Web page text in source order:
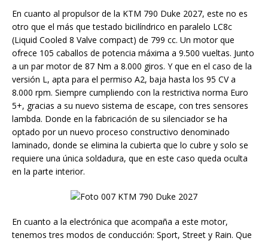
En cuanto al propulsor de la KTM 790 Duke 2027, este no es
otro que el más que testado bicilíndrico en paralelo LC8c
(Liquid Cooled 8 Valve compact) de 799 cc. Un motor que
ofrece 105 caballos de potencia máxima a 9.500 vueltas. Junto
a un par motor de 87 Nm a 8.000 giros. Y que en el caso de la
versión L, apta para el permiso A2, baja hasta los 95 CV a
8.000 rpm. Siempre cumpliendo con la restrictiva norma Euro
5+, gracias a su nuevo sistema de escape, con tres sensores
lambda. Donde en la fabricación de su silenciador se ha
optado por un nuevo proceso constructivo denominado
laminado, donde se elimina la cubierta que lo cubre y solo se
requiere una única soldadura, que en este caso queda oculta
en la parte interior.
En cuanto a la electrónica que acompaña a este motor,
tenemos tres modos de conducción: Sport, Street y Rain. Que